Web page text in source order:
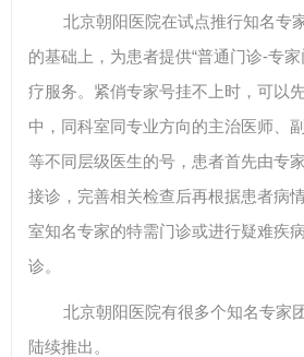
北京朝阳医院在试点推行知名专
的基础上，为患者提供“普通门诊-专
疗服务。紧俏专家号挂不上时，可以
中，同科室同专业方向的主治医师、
等不同层级医生的号，患者首先由专
接诊，完善相关检查后再根据患者病
室知名专家的特需门诊或进行疑难疾
诊。
北京朝阳医院有很多个知名专家
陆续推出。